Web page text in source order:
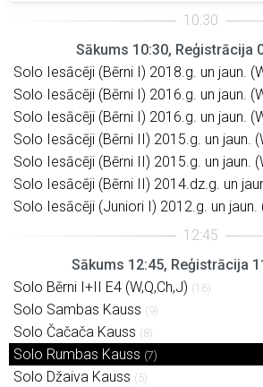
Sākums 10:30, Reģistrācija
Solo Iesācēji (Bērni I) 2018.g. un jaun.
Solo Iesācēji (Bērni I) 2016.g. un jaun.
Solo Iesācēji (Bērni I) 2016.g. un jaun.
Solo Iesācēji (Bērni II) 2015.g. un jaun.
Solo Iesācēji (Bērni II) 2015.g. un jaun.
Solo Iesācēji (Bērni II) 2014.dz.g. un
Solo Iesācēji (Juniori I) 2012.g. un jaun.
Sākums 12:45, Reģistrācija
Solo Bērni I+II E4 (W,Q,Ch,J) (16)
Solo Sambas Kauss (9)
Solo Čačača Kauss (8)
Solo Rumbas Kauss (7)
Solo Džaiva Kauss (5)